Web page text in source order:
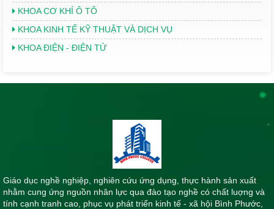
KHOA CƠ KHÍ Ô TÔ
KHOA KINH TẾ KỸ THUẬT VÀ DỊCH VỤ
KHOA ĐIỆN - ĐIỆN TỬ
Giáo dục nghề nghiệp, nghiên cứu ứng dụng, thực hành sản xuất
nhằm cung ứng nguồn nhân lực qua đào tạo nghề có chất luợng và
tính cạnh tranh cao, phục vụ phát triển kinh tế - xã hội Bình Phước,